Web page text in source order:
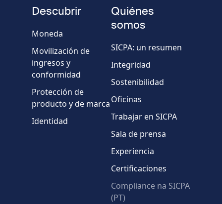
teléfono
País
Mensaje
* Campos obligatorios
Descubrir
Moneda
Movilización de
ingresos y
conformidad
Protección de
producto y de marca
Identidad
Quiénes
somos
SICPA: un resumen
Integridad
Sostenibilidad
Oficinas
Trabajar en SICPA
Sala de prensa
Experiencia
Certificaciones
Compliance na SICPA
(PT)